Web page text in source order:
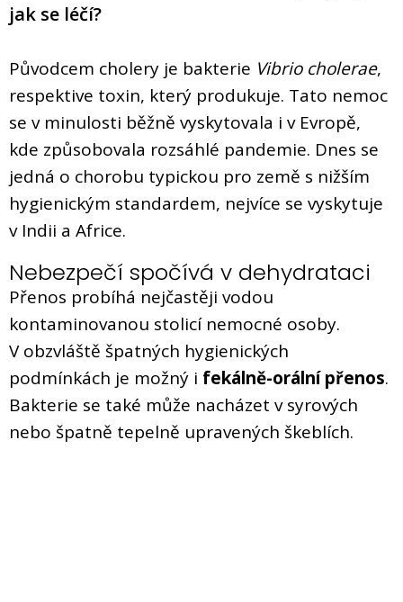
jak se léčí?
Původcem cholery je bakterie Vibrio cholerae,
respektive toxin, který produkuje. Tato nemoc
se v minulosti běžně vyskytovala i v Evropě,
kde způsobovala rozsáhlé pandemie. Dnes se
jedná o chorobu typickou pro země s nižším
hygienickým standardem, nejvíce se vyskytuje
v Indii a Africe.
Nebezpečí spočívá v dehydrataci
Přenos probíhá nejčastěji vodou
kontaminovanou stolicí nemocné osoby.
V obzvláště špatných hygienických
podmínkách je možný i fekálně-orální přenos.
Bakterie se také může nacházet v syrových
nebo špatně tepelně upravených škeblích.